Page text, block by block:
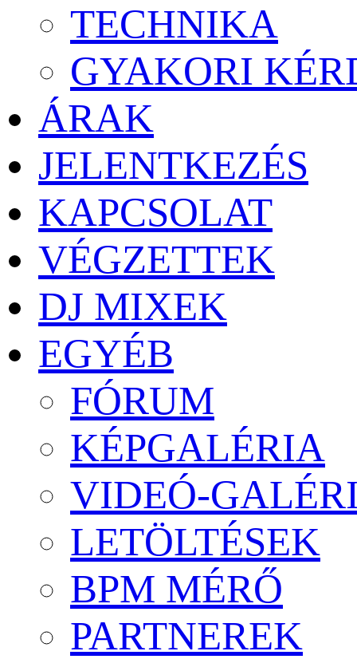
TECHNIKA
GYAKORI
ÁRAK
JELENTKEZÉS
KAPCSOLAT
VÉGZETTEK
DJ MIXEK
EGYÉB
FÓRUM
KÉPGALÉRIA
VIDEÓ-
LETÖLTÉSEK
BPM MÉRŐ
PARTNEREK